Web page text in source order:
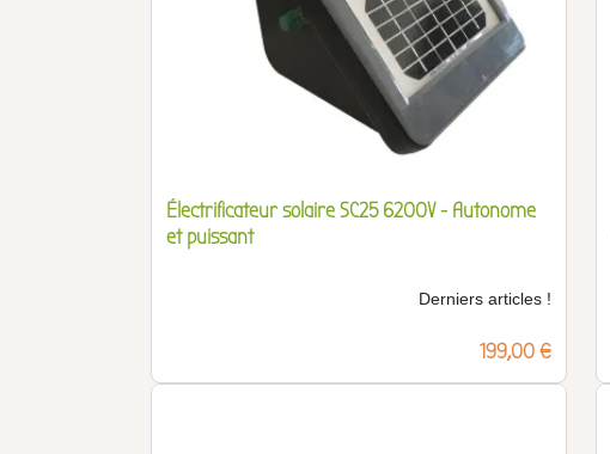
Électrificateur solaire SC25 6200V - Autonome
et puissant
Derniers articles !
Prix
199,00 €